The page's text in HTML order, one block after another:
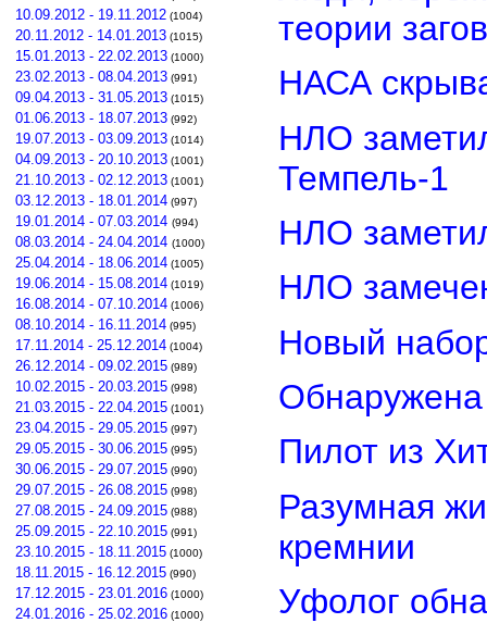
10.09.2012 - 19.11.2012 (1004)
20.11.2012 - 14.01.2013 (1015)
15.01.2013 - 22.02.2013 (1000)
23.02.2013 - 08.04.2013 (991)
09.04.2013 - 31.05.2013 (1015)
01.06.2013 - 18.07.2013 (992)
19.07.2013 - 03.09.2013 (1014)
04.09.2013 - 20.10.2013 (1001)
21.10.2013 - 02.12.2013 (1001)
03.12.2013 - 18.01.2014 (997)
19.01.2014 - 07.03.2014 (994)
08.03.2014 - 24.04.2014 (1000)
25.04.2014 - 18.06.2014 (1005)
19.06.2014 - 15.08.2014 (1019)
16.08.2014 - 07.10.2014 (1006)
08.10.2014 - 16.11.2014 (995)
17.11.2014 - 25.12.2014 (1004)
26.12.2014 - 09.02.2015 (989)
10.02.2015 - 20.03.2015 (998)
21.03.2015 - 22.04.2015 (1001)
23.04.2015 - 29.05.2015 (997)
29.05.2015 - 30.06.2015 (995)
30.06.2015 - 29.07.2015 (990)
29.07.2015 - 26.08.2015 (998)
27.08.2015 - 24.09.2015 (988)
25.09.2015 - 22.10.2015 (991)
23.10.2015 - 18.11.2015 (1000)
18.11.2015 - 16.12.2015 (990)
17.12.2015 - 23.01.2016 (1000)
24.01.2016 - 25.02.2016 (1000)
теории
НАСА
НЛО
Темпель-1
НЛО
НЛО
Новый
Обнаружена
Пилот из
Разумная
кремнии
Уфолог